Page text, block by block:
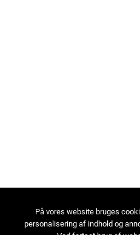
På vores website bruges
personalisering af indhold og